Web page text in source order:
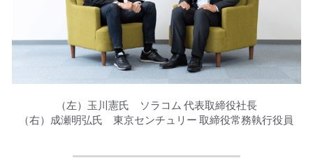
（左）玉川憲氏　ソラコム 代表取締役社長
（右）成瀬明弘氏　東京センチュリー 取締役常務執行役員